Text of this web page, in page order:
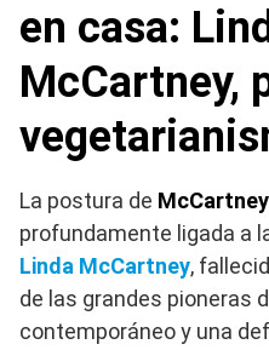
en casa:
McCartney,
La postura de McCartney
profundamente ligada a
Linda McCartney,
de las grandes pioneras
contemporáneo y una